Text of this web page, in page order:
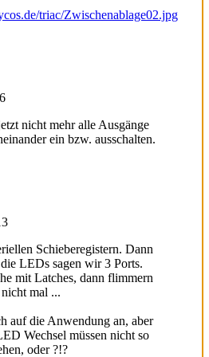
triac/Zwischenablage02.jpg
nicht mehr alle Ausgänge
ein bzw. ausschalten.
Schieberegistern. Dann
LEDs sagen wir 3 Ports.
mit Latches, dann flimmern
mal ...
auf die Anwendung an, aber
Wechsel müssen nicht so
oder ?!?